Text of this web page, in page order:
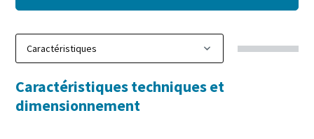
Caractéristiques techniques et
dimensionnement